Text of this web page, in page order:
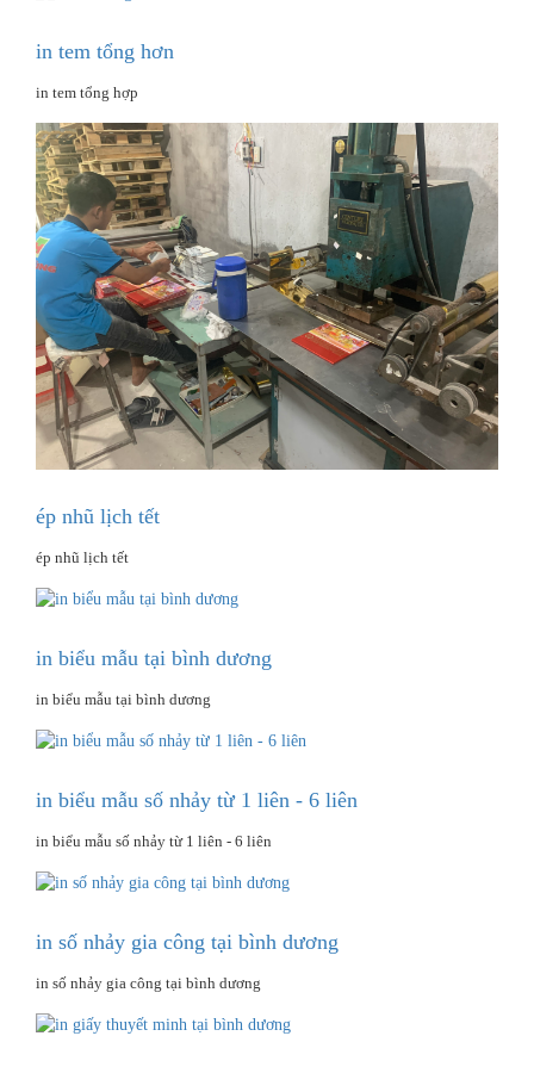
in tem tổng hơn
in tem tổng hợp
ép nhũ lịch tết
ép nhũ lịch tết
in biểu mẫu tại bình dương
in biểu mẫu tại bình dương
in biểu mẫu số nhảy từ 1 liên - 6 liên
in biểu mẫu số nhảy từ 1 liên - 6 liên
in số nhảy gia công tại bình dương
in số nhảy gia công tại bình dương